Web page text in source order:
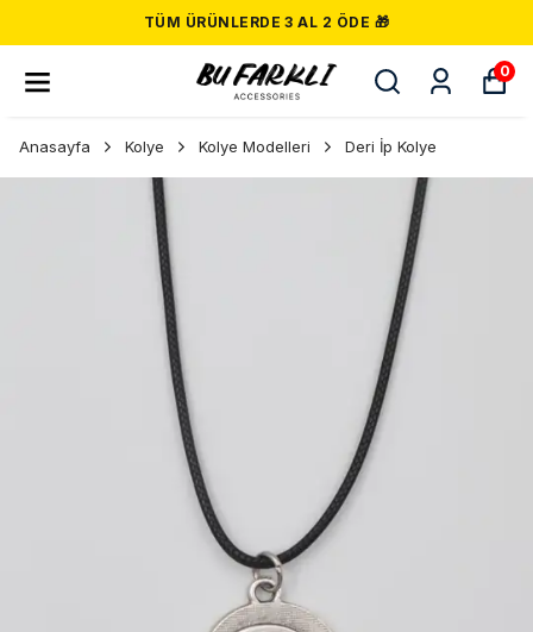
TÜM ÜRÜNLERDE 3 AL 2 ÖDE 🎁
0
Anasayfa Kolye Kolye Modelleri Deri İp Kolye